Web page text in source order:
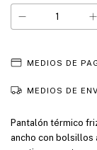
MEDIOS DE
MEDIOS DE
Pantalón térmico
ancho con bolsillos